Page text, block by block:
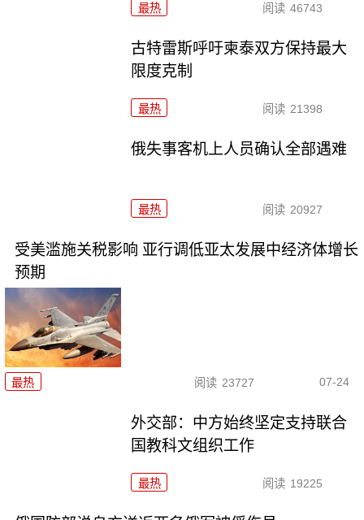
最热 阅读 46743
古特雷斯呼吁柬泰双方保持最大
限度克制
最热 阅读 21398
俄失事客机上人员确认全部遇难
最热 阅读 20927
受美滥施关税影响 亚行调低亚太发展中经济体增长
预期
最热 阅读 23727 07-24
外交部：中方始终坚定支持联合
国教科文组织工作
最热 阅读 19225